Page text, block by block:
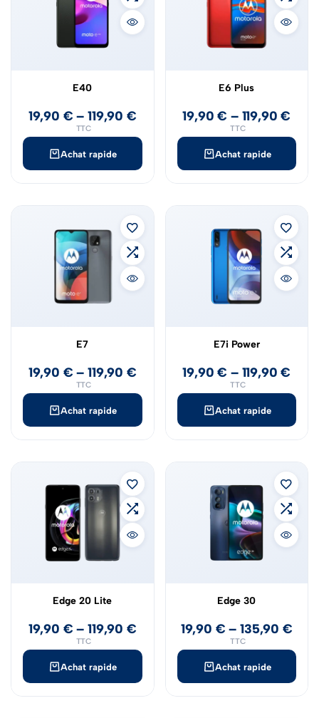
Achat rapide
E40
19,90 € –119,90 €
TTC
Achat rapide
E6 Plus
19,90€ – 119,90€
TTC
Achat rapide
E7
19,90 € –119,90 €
TTC
Achat rapide
E7i Power
19,90€ – 119,90€
TTC
Achat rapide
Edge 20 Lite
19,90 € –119,90 €
TTC
Achat rapide
Edge 30
19,90 € –135,90 €
TTC